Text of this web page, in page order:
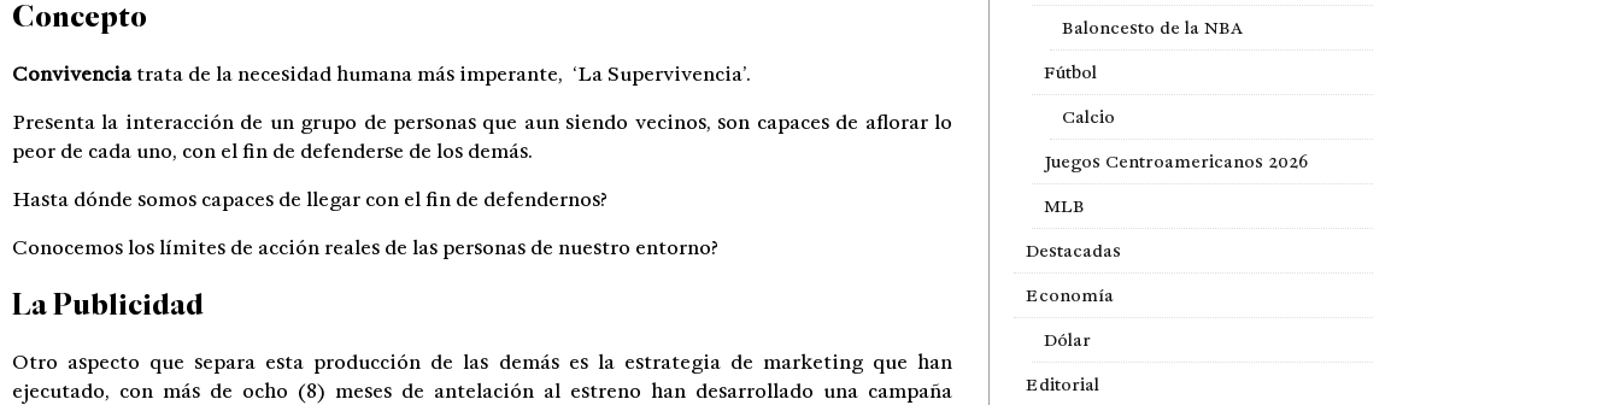
Concepto
Convivenciatrata de la necesidad humana más imperante, ‘La Supervivencia’.
Presenta la interacción de un grupo de personas que aun siendo vecinos, son capaces de aflorar lo
peor de cada uno, con el fin de defenderse de los demás.
Hasta dónde somos capaces de llegar con el fin de defendernos?
Conocemos los límites de acción reales de las personas de nuestro entorno?
La Publicidad
Otro aspecto que separa esta producción de las demás es la estrategia de marketing que han
ejecutado, con más de ocho (8) meses de antelación al estreno han desarrollado una campaña
Baloncesto de la NBA
Fútbol
Calcio
Juegos Centroamericanos 2026
MLB
Destacadas
Economía
Dólar
Editorial